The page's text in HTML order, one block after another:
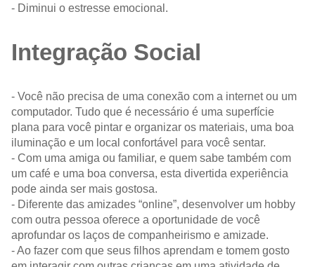
- Diminui o estresse emocional.
Integração Social
- Você não precisa de uma conexão com a internet ou um
computador. Tudo que é necessário é uma superfície
plana para você pintar e organizar os materiais, uma boa
iluminação e um local confortável para você sentar.
- Com uma amiga ou familiar, e quem sabe também com
um café e uma boa conversa, esta divertida experiência
pode ainda ser mais gostosa.
- Diferente das amizades “online”, desenvolver um hobby
com outra pessoa oferece a oportunidade de você
aprofundar os laços de companheirismo e amizade.
- Ao fazer com que seus filhos aprendam e tomem gosto